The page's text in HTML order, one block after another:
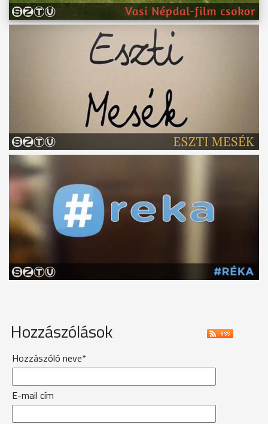
Hozzászólások
Hozzászóló neve*
E-mail cím